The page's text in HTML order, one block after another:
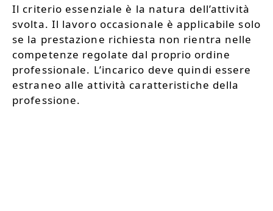
Il criterio essenziale è la natura dell’attività
svolta. Il lavoro occasionale è applicabile solo
se la prestazione richiesta non rientra nelle
competenze regolate dal proprio ordine
professionale. L’incarico deve quindi essere
estraneo alle attività caratteristiche della
professione.